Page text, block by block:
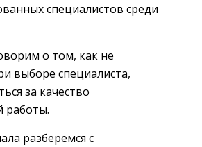
специалистов среди
о том, как не
выборе специалиста,
за качество
работы.
разберемся с